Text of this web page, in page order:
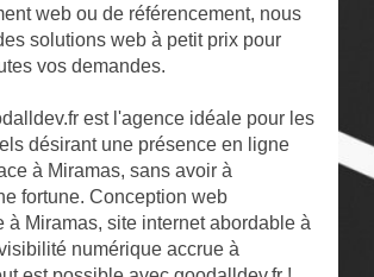
web ou de référencement, nous
solutions web à petit prix pour
vos demandes.
est l'agence idéale pour les
désirant une présence en ligne
à Miramas, sans avoir à
fortune. Conception web
à Miramas, site internet abordable à
numérique accrue à